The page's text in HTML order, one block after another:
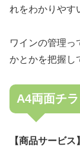
れをわかりやす
ワインの管理っ
かとかを把握し
A4両面チ
【商品サービ